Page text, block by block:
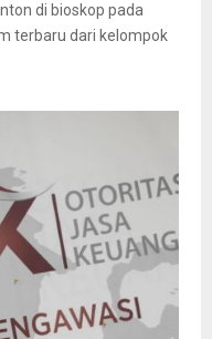
di bioskop pada
terbaru dari kelompok